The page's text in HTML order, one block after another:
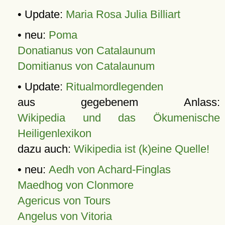
• Update: Maria Rosa Julia Billiart
• neu: Poma
Donatianus von Catalaunum
Domitianus von Catalaunum
• Update: Ritualmordlegenden
aus gegebenem Anlass:
Wikipedia und das Ökumenische
Heiligenlexikon
dazu auch: Wikipedia ist (k)eine Quelle!
• neu: Aedh von Achard-Finglas
Maedhog von Clonmore
Agericus von Tours
Angelus von Vitoria